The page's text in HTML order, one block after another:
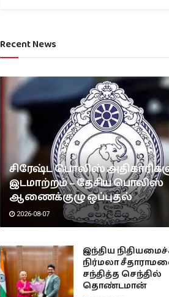
Recent News
சிரேஷ்ட பொலிஸ்
இடமாற்றம் – தேசிய பொலிஸ்
ஆணைக்குழு ஒப்புதல்
2026-08-07
இந்திய
நிர்மலா
சந்தித்த செந்தில்
தொண்டமான்